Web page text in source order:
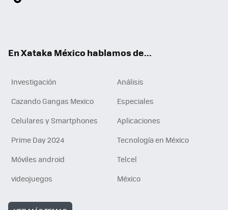
En Xataka México hablamos de...
Investigación
Análisis
Cazando Gangas Mexico
Especiales
Celulares y Smartphones
Aplicaciones
Prime Day 2024
Tecnología en México
Móviles android
Telcel
videojuegos
México